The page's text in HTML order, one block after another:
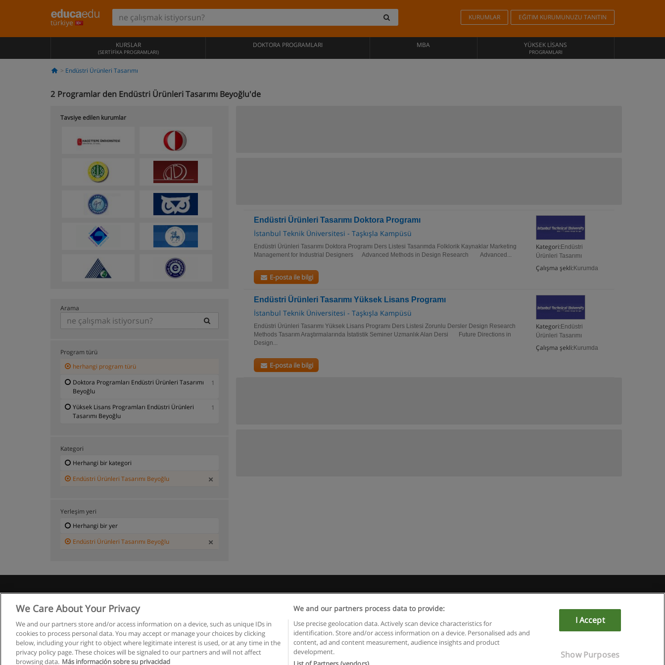
türkiye
KURUMLAR EĞITIM KURUMUNUZU TANITIN
KURSLAR
(SERTIFIKA PROGRAMLARI)
DOKTORA PROGRAMLARI MBA YÜKSEK LISANS
PROGRAMLARI
Endüstri Ürünleri Tasarımı
2 Programlar den Endüstri Ürünleri Tasarımı Beyoğlu'de
Endüstri Ürünleri Tasarımı Doktora Programı
İstanbul Teknik Üniversitesi - Taşkışla Kampüsü
Kategori: Endüstri
Ürünleri Tasarımı
Çalışma şekli: Kurumda
Endüstri Ürünleri Tasarımı Doktora Programı Ders Listesi Tasarımda Folklorik Kaynaklar Marketing
Management for Industrial Designers Advanced Methods in Design Research Advanced...
E-posta ile bilgi
Endüstri Ürünleri Tasarımı Yüksek Lisans Programı
İstanbul Teknik Üniversitesi - Taşkışla Kampüsü
Kategori: Endüstri
Ürünleri Tasarımı
Çalışma şekli: Kurumda
Endüstri Ürünleri Tasarımı Yüksek Lisans Programı Ders Listesi Zorunlu Dersler Design Research
Methods Tasarım Araştırmalarında İstatistik Seminer Uzmanlık Alan Dersi Future Directions in
Design...
E-posta ile bilgi
Tavsiye edilen kurumlar
Arama
Program türü
herhangi program türü
Doktora Programları Endüstri Ürünleri Tasarımı
Beyoğlu
1
Yüksek Lisans Programları Endüstri Ürünleri
Tasarımı Beyoğlu
1
Kategori
Herhangi bir kategori
Endüstri Ürünleri Tasarımı Beyoğlu
Yerleşim yeri
Herhangi bir yer
Endüstri Ürünleri Tasarımı Beyoğlu
Copyright © Educaedu Business S.L. - CIF : B-95610580: -www.educaedu-turkiye.com
We Care About Your Privacy
We and our partners store and/or access information on a device, such as unique IDs in
cookies to process personal data. You may accept or manage your choices by clicking
below, including your right to object where legitimate interest is used, or at any time in the
privacy policy page. These choices will be signaled to our partners and will not affect
browsing data. Más información sobre su privacidad
We and our partners process data to provide:
Use precise geolocation data. Actively scan device characteristics for
identification. Store and/or access information on a device. Personalised ads and
content, ad and content measurement, audience insights and product
development.
I Accept
Show Purposes